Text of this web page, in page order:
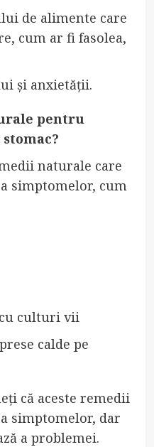
de alimente care
cum ar fi fasolea,
și anxietății.
pentru
naturale care
simptomelor, cum
culturi vii
calde pe
că aceste remedii
simptomelor, dar
a problemei.